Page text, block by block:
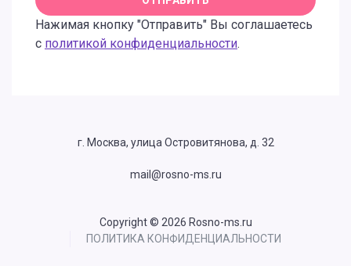
Нажимая кнопку "Отправить" Вы соглашаетесь
с политикой конфиденциальности.
г. Москва, улица Островитянова, д. 32
mail@rosno-ms.ru
Copyright © 2026 Rosno-ms.ru
ПОЛИТИКА КОНФИДЕНЦИАЛЬНОСТИ